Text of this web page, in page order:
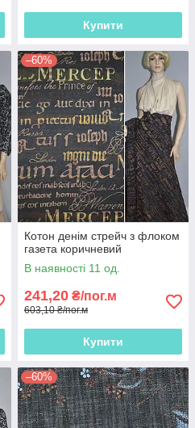
Купити
–60%
Котон денім стрейч з флоком
газета коричневий
В наявності 11 од.
241,20 ₴/пог.м
603,10 ₴/пог.м
Купити
–60%